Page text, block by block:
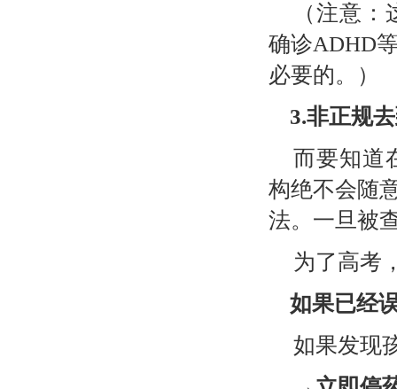
（注意
确诊ADHD
必要的。）
3.非正规
而要知道
构绝不会随
法。一旦被
为了高考
如果已经
如果发现